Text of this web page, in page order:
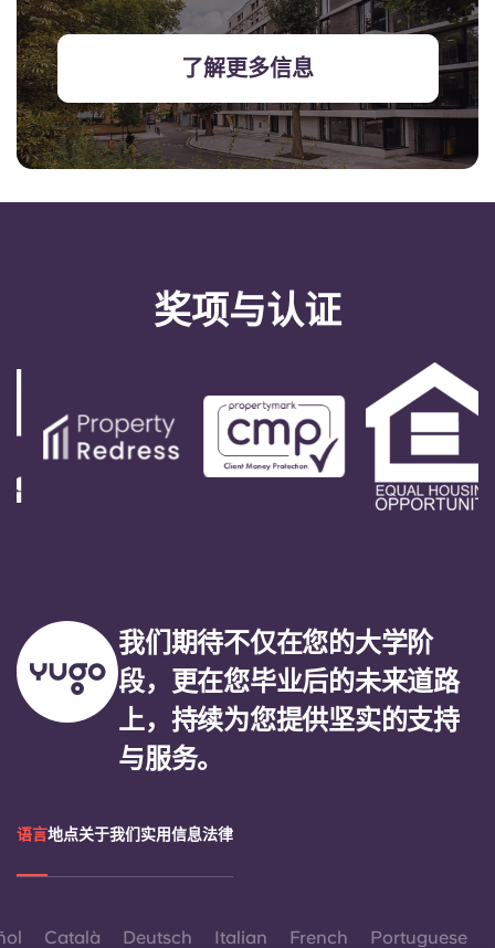
了解更多信息
奖项与认证
我们期待不仅在您的大学阶
段，更在您毕业后的未来道路
上，持续为您提供坚实的支持
与服务。
语言地点关于我们实用信息法律
Català Deutsch Italian French Portuguese